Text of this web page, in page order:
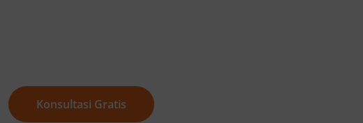
Konsultasi Gratis